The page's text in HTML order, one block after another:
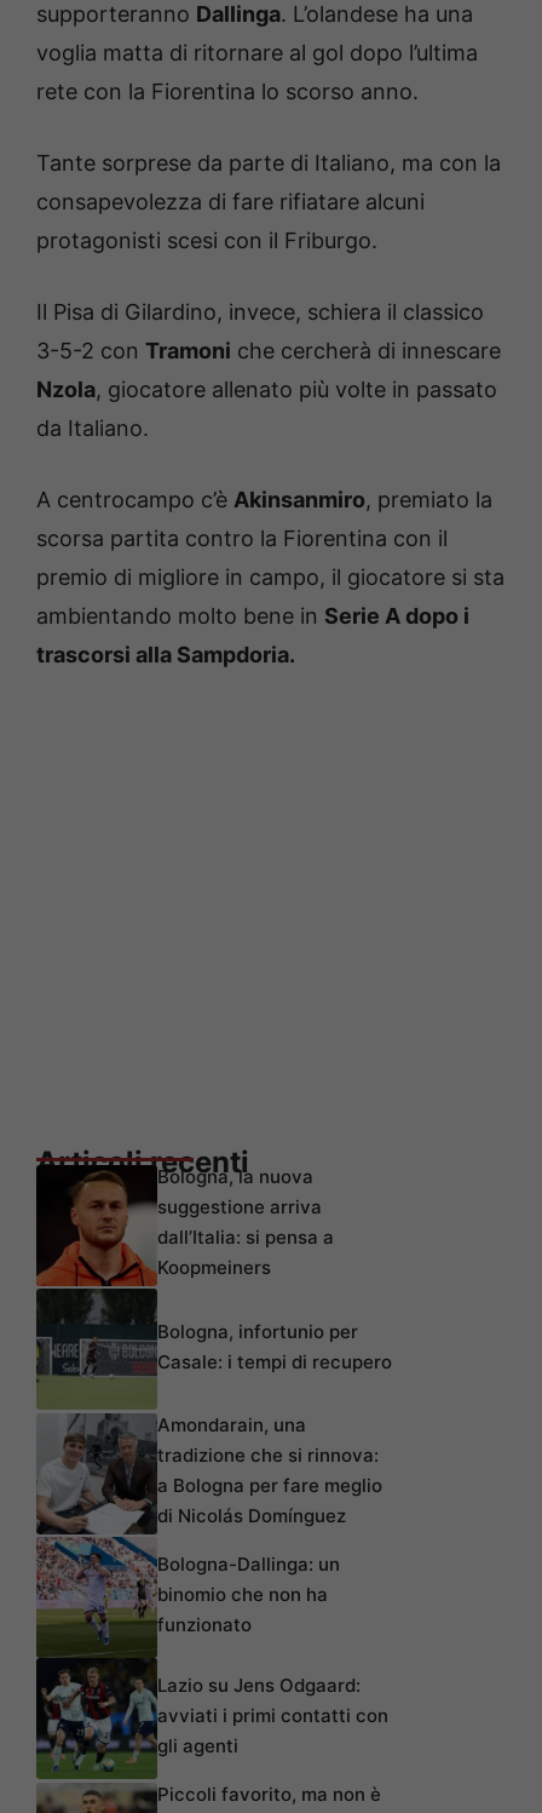
supporteranno Dallinga. L’olandese ha una
voglia matta di ritornare al gol dopo l’ultima
rete con la Fiorentina lo scorso anno.
Tante sorprese da parte di Italiano, ma con la
consapevolezza di fare rifiatare alcuni
protagonisti scesi con il Friburgo.
Il Pisa di Gilardino, invece, schiera il classico
3-5-2 con Tramoni che cercherà di innescare
Nzola, giocatore allenato più volte in passato
da Italiano.
A centrocampo c’è Akinsanmiro, premiato la
scorsa partita contro la Fiorentina con il
premio di migliore in campo, il giocatore si sta
ambientando molto bene in Serie A dopo i
trascorsi alla Sampdoria.
Articoli recenti
Bologna, la nuova
suggestione arriva
dall’Italia: si pensa a
Koopmeiners
Bologna, infortunio per
Casale: i tempi di recupero
Amondarain, una
tradizione che si rinnova:
a Bologna per fare meglio
di Nicolás Domínguez
Bologna-Dallinga: un
binomio che non ha
funzionato
Lazio su Jens Odgaard:
avviati i primi contatti con
gli agenti
Piccoli favorito, ma non è